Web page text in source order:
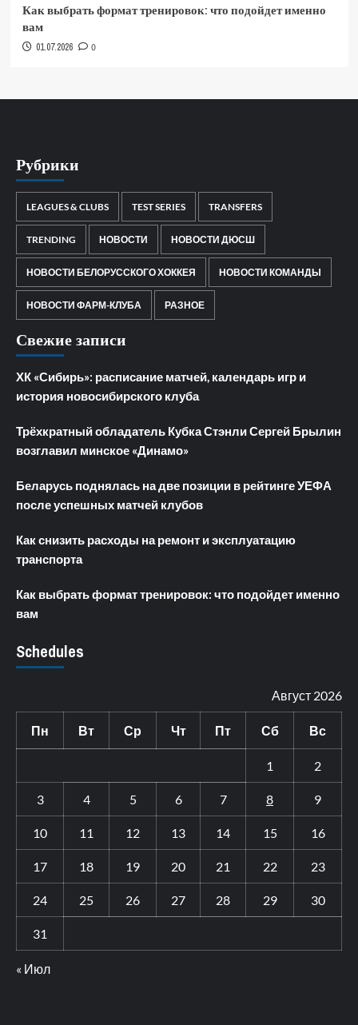
Как выбрать формат тренировок: что подойдет именно
вам
01.07.2026 0
Рубрики
LEAGUES & CLUBS TEST SERIES TRANSFERS
TRENDING НОВОСТИ НОВОСТИ ДЮСШ
НОВОСТИ БЕЛОРУССКОГО ХОККЕЯ НОВОСТИ КОМАНДЫ
НОВОСТИ ФАРМ-КЛУБА РАЗНОЕ
Свежие записи
ХК «Сибирь»: расписание матчей, календарь игр и
история новосибирского клуба
Трёхкратный обладатель Кубка Стэнли Сергей Брылин
возглавил минское «Динамо»
Беларусь поднялась на две позиции в рейтинге УЕФА
после успешных матчей клубов
Как снизить расходы на ремонт и эксплуатацию
транспорта
Как выбрать формат тренировок: что подойдет именно
вам
Schedules
Август 2026
Пн Вт Ср Чт Пт Сб Вс
1 2
3 4 5 6 7 8 9
10 11 12 13 14 15 16
17 18 19 20 21 22 23
24 25 26 27 28 29 30
31
« Июл